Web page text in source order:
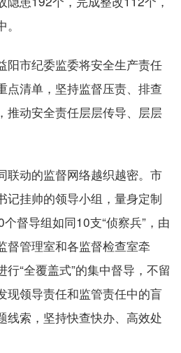
市纪委监委将安全生产责任
点清单，坚持监督压责、排查
推动安全责任层层传导、层层
动的监督网络越织越密。市
记挂帅的领导小组，量身定制
督导组如同10支“侦察兵”，由
督管理室和各监督检查室牵
“全覆盖式”的集中督导，不留
现领导责任和监管责任中的盲
线索，坚持快查快办、高效处